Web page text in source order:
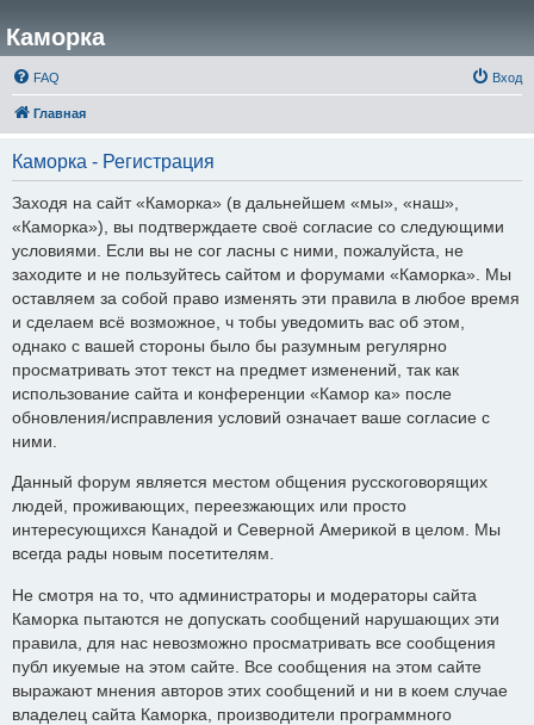
Каморка
FAQ Вход
Главная
Каморка - Регистрация
Заходя на сайт «Каморка» (в дальнейшем «мы», «наш»,
«Каморка»), вы подтверждаете своё согласие со следующими
условиями. Если вы не сог ласны с ними, пожалуйста, не
заходите и не пользуйтесь сайтом и форумами «Каморка». Мы
оставляем за собой право изменять эти правила в любое время
и сделаем всё возможное, ч тобы уведомить вас об этом,
однако с вашей стороны было бы разумным регулярно
просматривать этот текст на предмет изменений, так как
использование сайта и конференции «Камор ка» после
обновления/исправления условий означает ваше согласие с
ними.
Данный форум является местом общения русскоговорящих
людей, проживающих, переезжающих или просто
интересующихся Канадой и Северной Америкой в целом. Мы
всегда рады новым посетителям.
Не смотря на то, что администраторы и модераторы сайта
Каморка пытаются не допускать сообщений нарушающих эти
правила, для нас невозможно просматривать все сообщения
публ икуемые на этом сайте. Все сообщения на этом сайте
выражают мнения авторов этих сообщений и ни в коем случае
владелец сайта Каморка, производители программного